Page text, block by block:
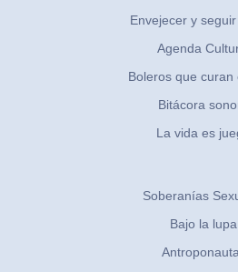
Envejecer y
Agenda
Boleros que curan
Bitácora
La vida es
Soberanías
Bajo la lupa